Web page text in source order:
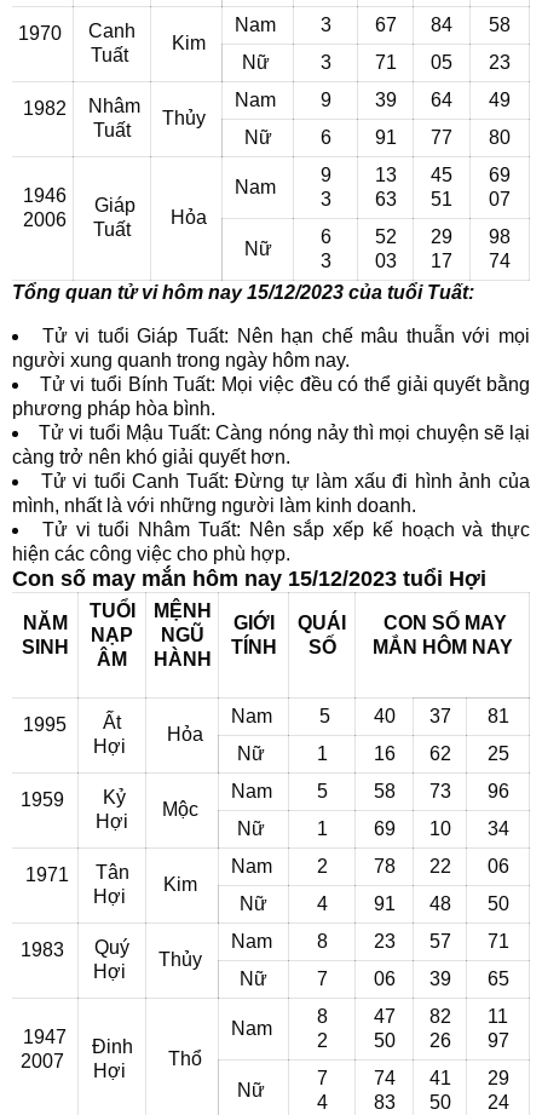
1970
Canh
Tuất
Kim
Nam 3 67 84
58
Nữ
3 71 05 23
1982
Nhâm
Tuất
Thủy
Nam 9 39 64
49
Nữ
6 91 77 80
1946
2006
Giáp
Tuất
Hỏa
Nam
9
3
13
63
45
51
69
07
Nữ
6
3
52
03
29
17
98
74
Tổng quan tử vi hôm nay 15/12/2023 của tuổi Tuất:
Tử vi tuổi Giáp Tuất: Nên hạn chế mâu thuẫn với mọi
người xung quanh trong ngày hôm nay.
Tử vi tuổi Bính Tuất: Mọi việc đều có thể giải quyết bằng
phương pháp hòa bình.
Tử vi tuổi Mậu Tuất: Càng nóng nảy thì mọi chuyện sẽ lại
càng trở nên khó giải quyết hơn.
Tử vi tuổi Canh Tuất: Đừng tự làm xấu đi hình ảnh của
mình, nhất là với những người làm kinh doanh.
Tử vi tuổi Nhâm Tuất: Nên sắp xếp kế hoạch và thực
hiện các công việc cho phù hợp.
Con số may mắn hôm nay 15/12/2023 tuổi Hợi
NĂM
SINH
TUỔI
NẠP
ÂM
MỆNH
NGŨ
HÀNH
GIỚI
TÍNH
QUÁI
SỐ
CON SỐ MAY
MẮN HÔM NAY
1995
Ất
Hợi
Hỏa
Nam 5 40 37
81
Nữ
1 16 62 25
1959
Kỷ
Hợi
Mộc
Nam 5 58 73
96
Nữ
1 69 10 34
1971
Tân
Hợi
Kim
Nam 2 78 22
06
Nữ
4 91 48 50
1983
Quý
Hợi
Thủy
Nam 8 23 57
71
Nữ
7 06 39 65
1947
2007
Đinh
Hợi
Thổ
Nam
8
2
47
50
82
26
11
97
Nữ
7
4
74
83
41
50
29
24